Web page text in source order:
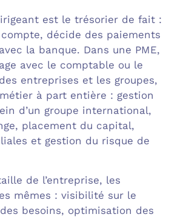
est le trésorier de fait :
décide des paiements
la banque. Dans une PME,
avec le comptable ou le
entreprises et les groupes,
à part entière : gestion
d’un groupe international,
placement du capital,
et gestion du risque de
de l’entreprise, les
mêmes : visibilité sur le
besoins, optimisation des